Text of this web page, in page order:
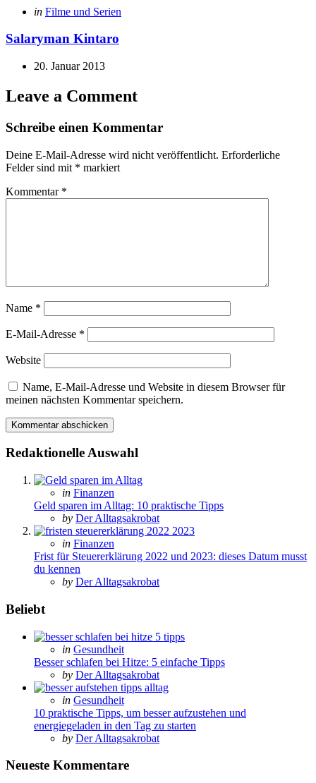
Posted
in Filme und Serien
Salaryman Kintaro
20. Januar 2013
Leave a Comment
Schreibe einen Kommentar
Deine E-Mail-Adresse wird nicht veröffentlicht. Erforderliche
Felder sind mit * markiert
Kommentar *
Name *
E-Mail-Adresse *
Website
Name, E-Mail-Adresse und Website in diesem Browser für
meinen nächsten Kommentar speichern.
Redaktionelle Auswahl
Posted
in
in Finanzen
Geld sparen im Alltag: 10 praktische Tipps
Posted
by Der Alltagsakrobat
Posted
in
in Finanzen
Frist für Steuererklärung 2022 und 2023: dieses Datum musst
du kennen
Posted
by Der Alltagsakrobat
Beliebt
Posted
in
in Gesundheit
Besser schlafen bei Hitze: 5 einfache Tipps
Posted
by Der Alltagsakrobat
Posted
in
in Gesundheit
10 praktische Tipps, um besser aufzustehen und
energiegeladen in den Tag zu starten
Posted
by Der Alltagsakrobat
Neueste Kommentare